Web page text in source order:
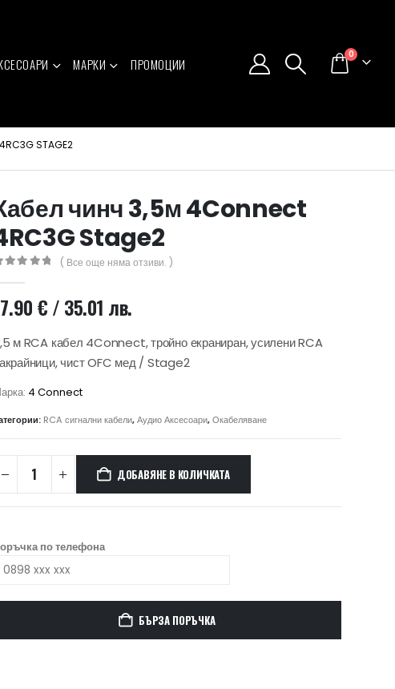
МАРКИ ПРОМОЦИИ
0
STAGE2
чинч 3,5м 4Connect
Stage2
( Все още няма отзиви. )
€/ 35.01 лв.
м RCA кабел 4Connect, тройно екраниран, усилени RCA
чист OFC мед / Stage2
4 Connect
RCA сигнални кабели,Аудио Аксесоари,Окабеляване
ДОБАВЯНЕ В КОЛИЧКАТА
по телефона
БЪРЗА ПОРЪЧКА